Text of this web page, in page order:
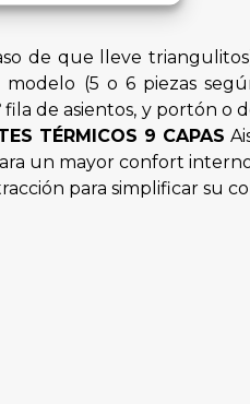
de que lleve
(5 o 6 piezas
de asientos, y portón
TÉRMICOS 9 CAPAS
un mayor confort
para simplificar su